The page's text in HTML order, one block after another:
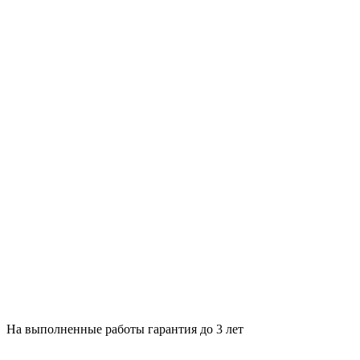
На выполненные работы гарантия до 3 лет